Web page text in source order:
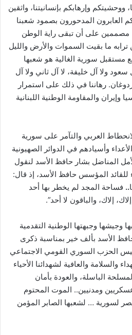
ووحشيتكم وإرهابكم بإنسانيتنا، واثقين
العابرون المدحورون بصمود شعبنا
مصممين على أن تبقى راية الوطن
ما بقيت السموات والأرض والليل
مستقبل سورية الغالية هو شعبها
ولا آل خليفة، لا آل ثاني ولا آل
رهاننا في ذلك على استمرار
والمقاومة الوطنية اللبنانية
العربي والتآمر على سورية
وأسيادهم في الدوائر الصهيونية
المناضل بشار حافظ الأسد لنقول
للقائد المؤسس حافظ الأسد، إذ قال:
.. فساحة المجد لم يخطر بها أحد
إلاك، إلاك، والباقون لا أحد”.
وجبهتها الوطنية التقدمية
الأسد بألف خير بمناسبة ذكرى
الحزب السوري القومي الاجتماعي
والسلامة والعافية لشهدائنا الأحياء
الباسلة، والعودة بأمان
عسكريين ومدنيين.. الموت المحتوم
لسورية … لشعبها الصابر المؤمن